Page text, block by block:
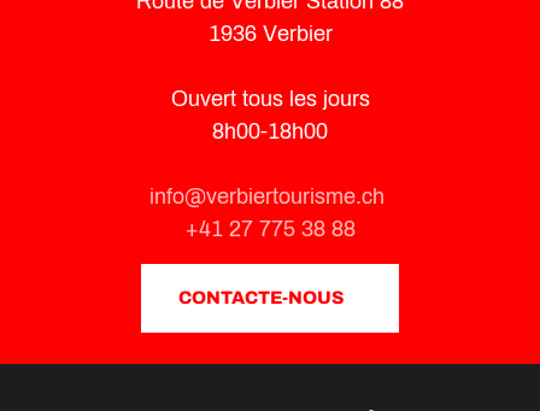
1936 Verbier
Ouvert tous les jours
8h00-18h00
info@verbiertourisme.ch
+41 27 775 38 88
CONTACTE-NOUS